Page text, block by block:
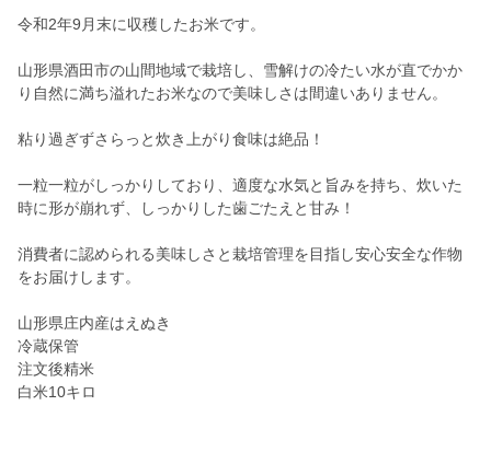
令和2年9月末に収穫したお米です。
山形県酒田市の山間地域で栽培し、雪解けの冷たい水が直でかか
り自然に満ち溢れたお米なので美味しさは間違いありません。
粘り過ぎずさらっと炊き上がり食味は絶品！
一粒一粒がしっかりしており、適度な水気と旨みを持ち、炊いた
時に形が崩れず、しっかりした歯ごたえと甘み！
消費者に認められる美味しさと栽培管理を目指し安心安全な作物
をお届けします。
山形県庄内産はえぬき
冷蔵保管
注文後精米
白米10キロ